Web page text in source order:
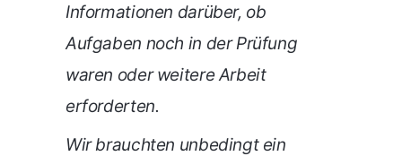
Informationen darüber, ob
Aufgaben noch in der Prüfung
waren oder weitere Arbeit
erforderten.
Wir brauchten unbedingt ein